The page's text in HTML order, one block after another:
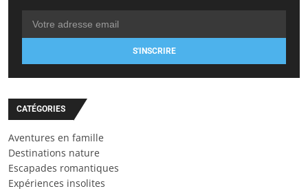
S'INSCRIRE
CATÉGORIES
Aventures en famille
Destinations nature
Escapades romantiques
Expériences insolites